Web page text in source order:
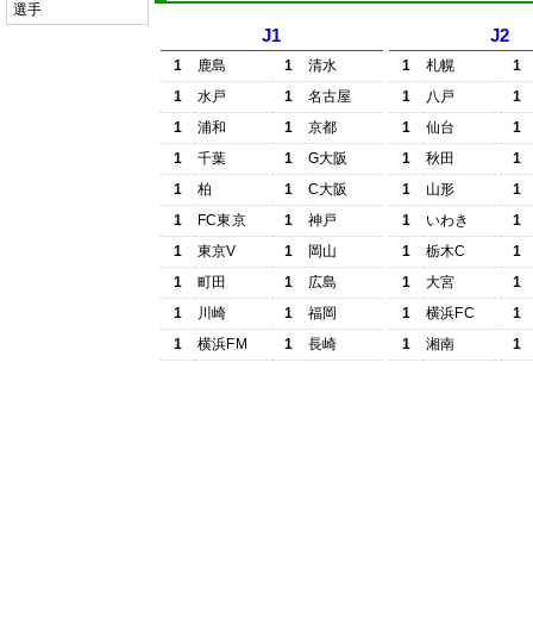
選手
J1
1 鹿島 1
清水
1
水戸 1
名古屋
1
浦和 1
京都
1
千葉 1
G大阪
1
柏 1
C大阪
1
FC東京 1
神戸
1
東京V 1
岡山
1
町田 1
広島
1
川崎 1
福岡
1
横浜FM 1 長崎
J2
1 札幌
1
1
八戸
1
1
仙台
1
1
秋田
1
1
山形
1
1
いわき
1
1
栃木C
1
1
大宮
1
1
横浜FC
1
1
湘南 1